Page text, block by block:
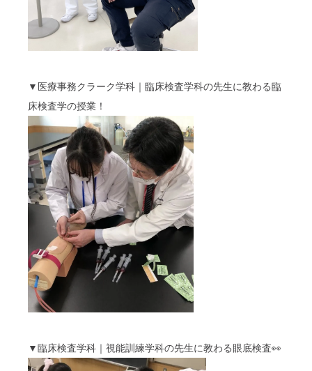
▼医療事務クラーク学科｜臨床検査学科の先生に教わる臨
床検査学の授業！
▼臨床検査学科｜視能訓練学科の先生に教わる眼底検査👀